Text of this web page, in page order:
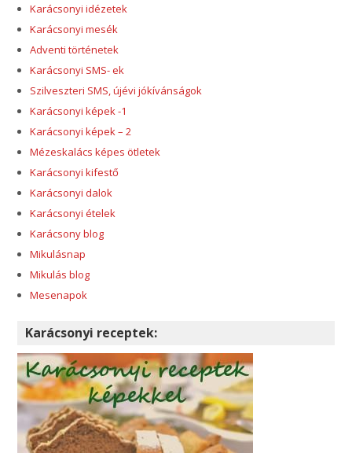
Karácsonyi idézetek
Karácsonyi mesék
Adventi történetek
Karácsonyi SMS- ek
Szilveszteri SMS, újévi jókívánságok
Karácsonyi képek -1
Karácsonyi képek – 2
Mézeskalács képes ötletek
Karácsonyi kifestő
Karácsonyi dalok
Karácsonyi ételek
Karácsony blog
Mikulásnap
Mikulás blog
Mesenapok
Karácsonyi receptek: